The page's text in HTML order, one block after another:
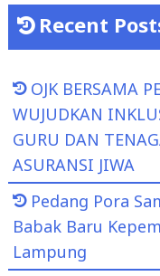
Recent
OJK BERSAMA
WUJUDKAN
GURU DAN
ASURANSI JIWA
Pedang Pora
Babak Baru
Lampung